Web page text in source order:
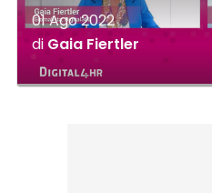
01 Ago 2022
di Gaia Fiertler